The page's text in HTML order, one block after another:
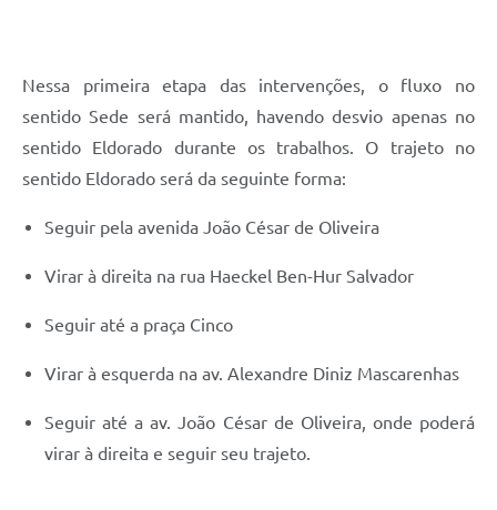
Nessa primeira etapa das intervenções, o fluxo no
sentido Sede será mantido, havendo desvio apenas no
sentido Eldorado durante os trabalhos. O trajeto no
sentido Eldorado será da seguinte forma:
Seguir pela avenida João César de Oliveira
Virar à direita na rua Haeckel Ben-Hur Salvador
Seguir até a praça Cinco
Virar à esquerda na av. Alexandre Diniz Mascarenhas
Seguir até a av. João César de Oliveira, onde poderá
virar à direita e seguir seu trajeto.